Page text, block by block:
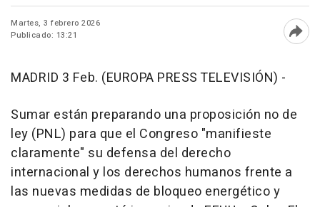
Martes, 3 febrero 2026
Publicado: 13:21
MADRID 3 Feb. (EUROPA PRESS TELEVISIÓN) -
Sumar están preparando una proposición no de
ley (PNL) para que el Congreso "manifieste
claramente" su defensa del derecho
internacional y los derechos humanos frente a
las nuevas medidas de bloqueo energético y